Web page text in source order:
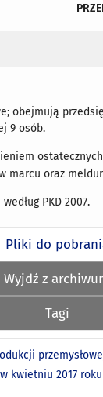
obejmują
9 osób.
marcu oraz
PKD 2007.
Pliki do
Wyjdź z
Tagi
kwietniu 2017 roku